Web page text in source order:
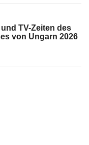
TV-Zeiten des
von Ungarn 2026